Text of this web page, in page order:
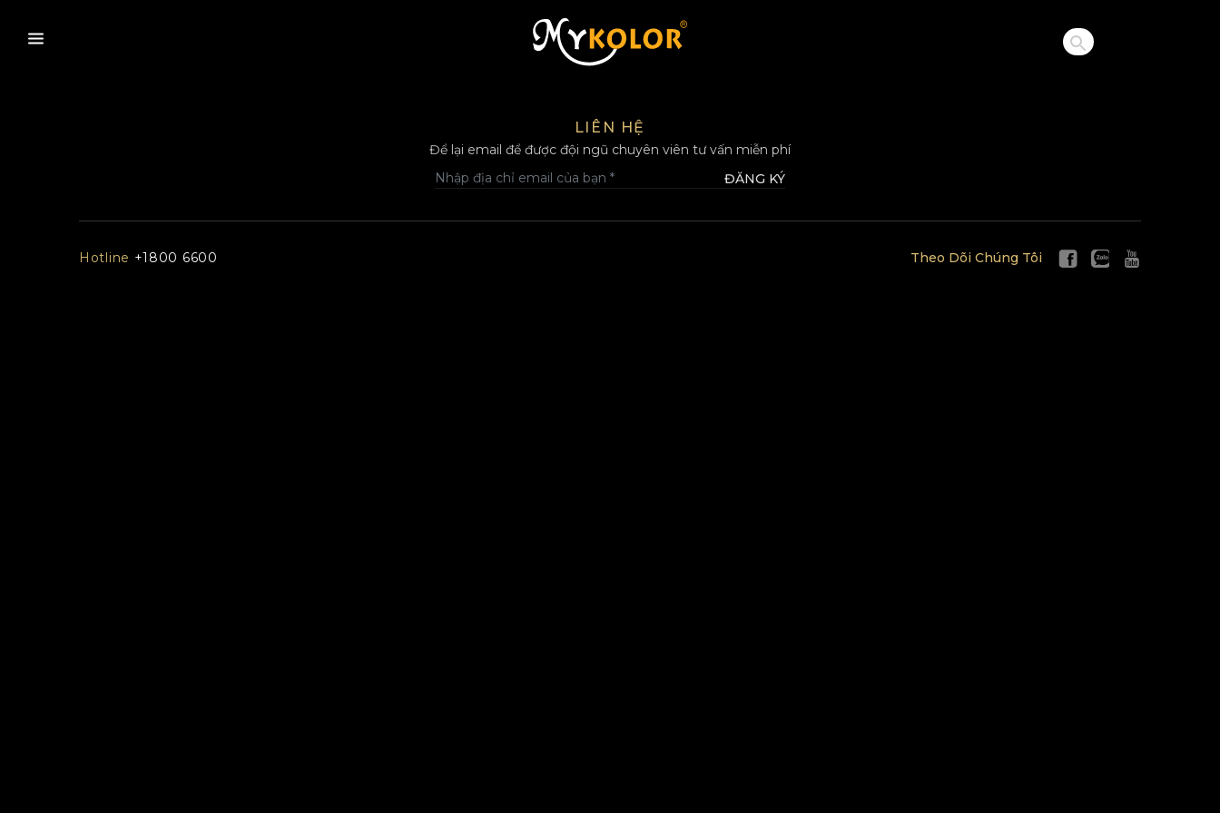
MYKOLOR
LIÊN HỆ
Để lại email để được đội ngũ chuyên viên tư vấn miễn phí
ĐĂNG KÝ
Hotline +1800 6600 Theo Dõi Chúng Tôi